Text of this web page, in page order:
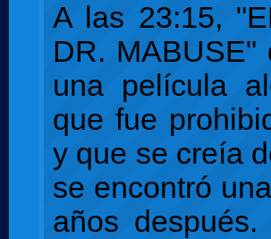
A las 23:15,
DR. MABUSE"
una película
que fue
y que se creía
se encontró
años